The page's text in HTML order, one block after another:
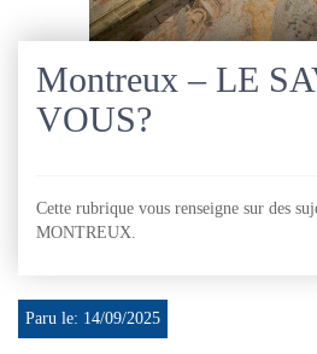
Montreux – LE
VOUS?
Cette rubrique vous renseigne sur des
MONTREUX.
Paru le: 14/09/2025